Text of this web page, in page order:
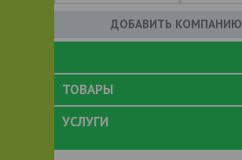
ДОБАВИТЬ КОМПАНИЮ
ТОВАРЫ
УСЛУГИ